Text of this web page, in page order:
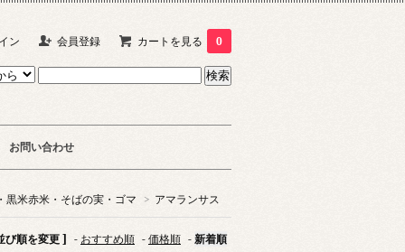
ン 会員登録 カートを見る 0
お問い合わせ
黒米赤米・そばの実・ゴマ > アマランサス
び順を変更 ] - おすすめ順 -価格順 -新着順